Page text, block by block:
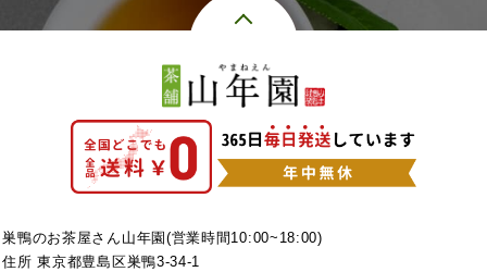
巣鴨のお茶屋さん山年園(営業時間10:00~18:00)
住所 東京都豊島区巣鴨3-34-1